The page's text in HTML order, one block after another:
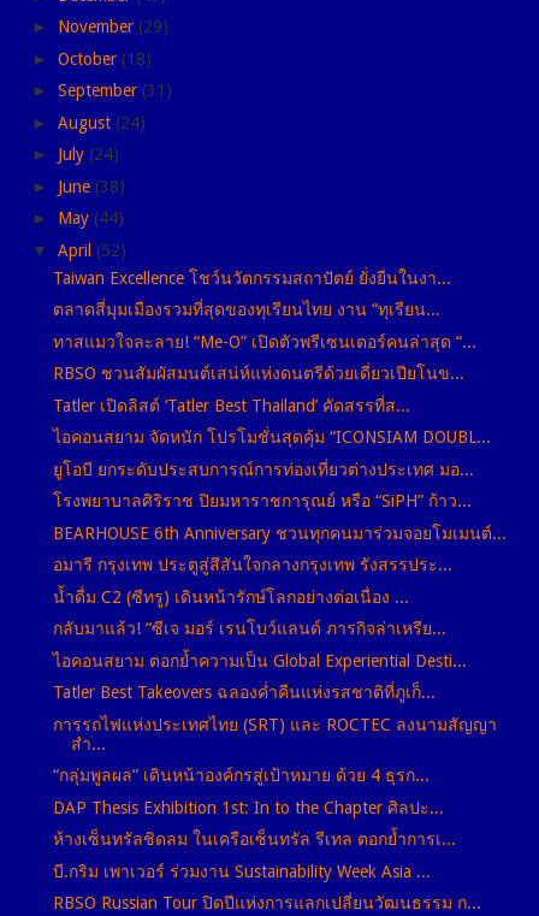
► November (29)
► October (18)
► September (31)
► August (24)
► July (24)
► June (38)
► May (44)
▼ April (52)
Taiwan Excellence โชว์นวัตกรรมสถาปัตย์ ยั่งยืนในงา...
ตลาดสี่มุมเมืองรวมที่สุดของทุเรียนไทย งาน “ทุเรียน...
ทาสแมวใจละลาย! “Me-O” เปิดตัวพรีเซนเตอร์คนล่าสุด “...
RBSO ชวนสัมผัสมนต์เสน่ห์แห่งดนตรีด้วยเดี่ยวเปียโนข...
Tatler เปิดลิสต์ ‘Tatler Best Thailand’ คัดสรรที่ส...
ไอคอนสยาม จัดหนัก โปรโมชั่นสุดคุ้ม “ICONSIAM DOUBL...
ยูโอบี ยกระดับประสบการณ์การท่องเที่ยวต่างประเทศ มอ...
โรงพยาบาลศิริราช ปิยมหาราชการุณย์ หรือ “SiPH” ก้าว...
BEARHOUSE 6th Anniversary ชวนทุกคนมาร่วมจอยโมเมนต์...
อมารี กรุงเทพ ประตูสู่สีสันใจกลางกรุงเทพ รังสรรประ...
น้ำดื่ม C2 (ซีทรู) เดินหน้ารักษ์โลกอย่างต่อเนื่อง ...
กลับมาแล้ว! “ซีเจ มอร์ เรนโบว์แลนด์ ภารกิจล่าเหรีย...
ไอคอนสยาม ตอกย้ำความเป็น Global Experiential Desti...
Tatler Best Takeovers ฉลองค่ำคืนแห่งรสชาติที่ภูเก็...
การรถไฟแห่งประเทศไทย (SRT) และ ROCTEC ลงนามสัญญา
สำ...
“กลุ่มพูลผล” เดินหน้าองค์กรสู่เป้าหมาย ด้วย 4 ธุรก...
DAP Thesis Exhibition 1st: In to the Chapter ศิลปะ...
ห้างเซ็นทรัลชิดลม ในเครือเซ็นทรัล รีเทล ตอกย้ำการเ...
บี.กริม เพาเวอร์ ร่วมงาน Sustainability Week Asia ...
RBSO Russian Tour ปิดปีแห่งการแลกเปลี่ยนวัฒนธรรม ก...